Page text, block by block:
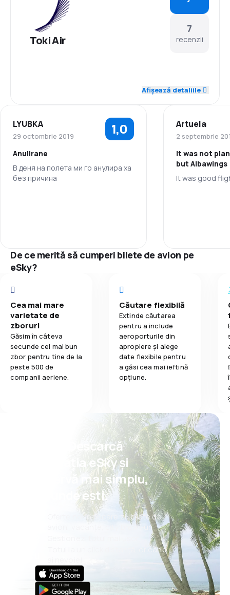
Toki Air
7
recenzii
Rețeaua de conexiuni 5,0
Prețul biletelor 5,0
Confort în timpul călătoriei 4,5
Afișează detaliile
LYUBKA
29 octombrie 2019 1,0
Anulirane
В деня на полета ми го анулира ха
без причина
Artuela
2 septembrie
It was not
but Albawings
It was good
Rețeaua de
Confort în
Transportul
De ce merită să cumperi bilete de avion pe
eSky?
Cea mai mare
varietate de
zboruri
Găsim în câteva
secunde cel mai bun
zbor pentru tine de la
peste 500 de
companii aeriene.
Căutare flexibilă
Extinde căutarea
pentru a include
aeroporturile din
apropiere și alege
date flexibile pentru
a găsi cea mai ieftină
opțiune.
Psst! Descarcă
aplicația eSky și
rezervă mai simplu,
oriunde ești.
Oferte noi în fiecare zi: bilete de
avion, vacanțe, city break-uri
Totul la un click distanță, oricând